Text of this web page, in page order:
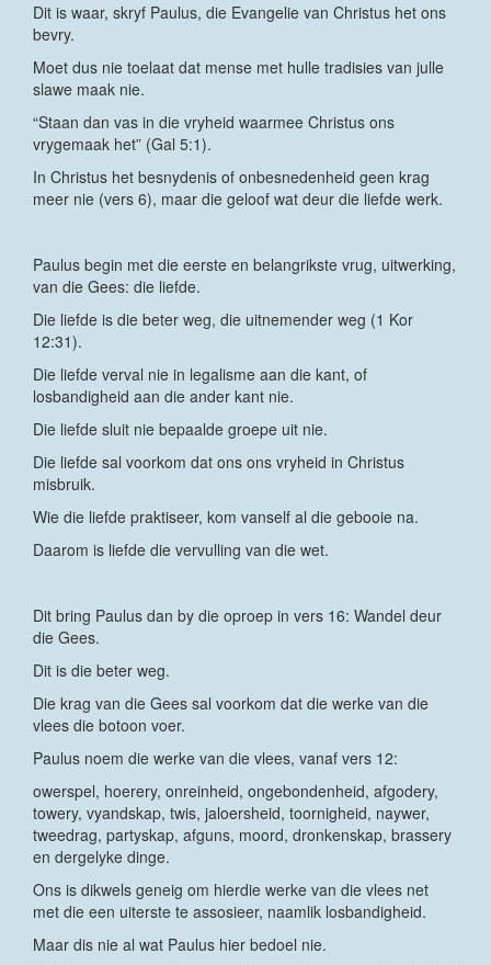
Dit is waar, skryf Paulus, die Evangelie van Christus het ons
bevry.
Moet dus nie toelaat dat mense met hulle tradisies van julle
slawe maak nie.
“Staan dan vas in die vryheid waarmee Christus ons
vrygemaak het” (Gal 5:1).
In Christus het besnydenis of onbesnedenheid geen krag
meer nie (vers 6), maar die geloof wat deur die liefde werk.
Paulus begin met die eerste en belangrikste vrug, uitwerking,
van die Gees: die liefde.
Die liefde is die beter weg, die uitnemender weg (1 Kor
12:31).
Die liefde verval nie in legalisme aan die kant, of
losbandigheid aan die ander kant nie.
Die liefde sluit nie bepaalde groepe uit nie.
Die liefde sal voorkom dat ons ons vryheid in Christus
misbruik.
Wie die liefde praktiseer, kom vanself al die gebooie na.
Daarom is liefde die vervulling van die wet.
Dit bring Paulus dan by die oproep in vers 16: Wandel deur
die Gees.
Dit is die beter weg.
Die krag van die Gees sal voorkom dat die werke van die
vlees die botoon voer.
Paulus noem die werke van die vlees, vanaf vers 12:
owerspel, hoerery, onreinheid, ongebondenheid, afgodery,
towery, vyandskap, twis, jaloersheid, toornigheid, naywer,
tweedrag, partyskap, afguns, moord, dronkenskap, brassery
en dergelyke dinge.
Ons is dikwels geneig om hierdie werke van die vlees net
met die een uiterste te assosieer, naamlik losbandigheid.
Maar dis nie al wat Paulus hier bedoel nie.